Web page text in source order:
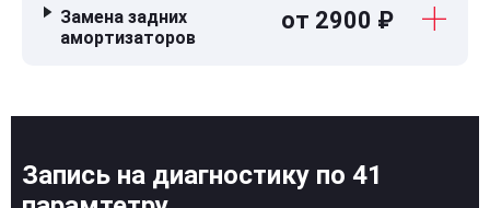
Замена задних
амортизаторов
от 2900 ₽
Запись на диагностику по 41